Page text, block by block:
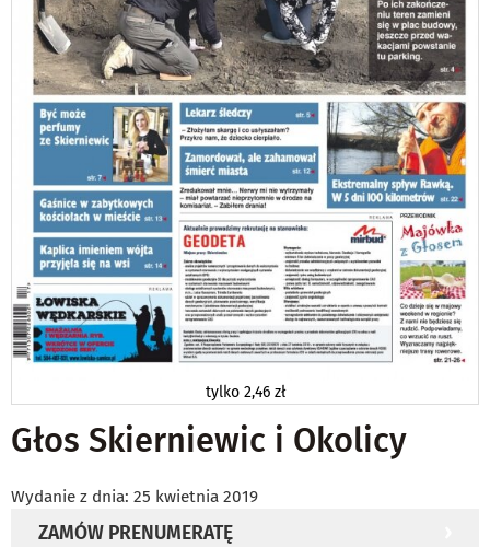
tylko2,46 zł
Głos Skierniewic i Okolicy
Wydanie z dnia: 25 kwietnia 2019
ZAMÓW PRENUMERATĘ